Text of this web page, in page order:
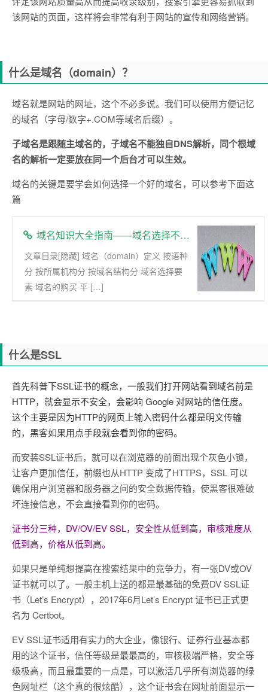
该网站的页面，这样将会非常有利于网站的宣传和网络营销。
什么是域名（domain）？
域名就是网站的网址，这个不必多说。我们可以使用方便记忆
的域名（字母/数字+.COM等域名后缀）。
子域名是跟随主域名的，子域名不能独自DNS解析，同个根域
名的解析一定要放在同一个后台才可以生效。
域名的关键是要学会如何选择一个好的域名，可以参考下面这
篇
域名知识大全指南——域名选择不再难
文章目录[隐藏] 域名（domain）定义 按语种
分 按所属机构分 按域名结构分 域名选择要
素 域名的购买 平 […]
什么是SSL
首先科普下SSL证书的概念，一般我们打开网站看到域名前是
HTTP，就会显示不安全，会影响 Google 对网站的信任度。
这个主要是因为HTTP的网页上输入密码什么都是明文传输
的，黑客如果用点手段就会看到你的密码。
而安装SSL证书后，就可以在浏览器的前面出现个灰色小锁，
让客户更加信任，前缀也从HTTP 变成了HTTPS，SSL 可以
确保用户浏览器和服务器之间的安全数据传输，使黑客很难破
坏连接信息，不会直接看到你的密码。
证书分三种，DV/OV/EV SSL，安全性从低到高，审核难度从
低到高，价格从低到高。
如果只是单纯想提高在搜索结果中的竞争力，有一张DV或OV
证书就可以了。一般主机上送的都是最基础的免费DV SSL证
书（Let’s Encrypt），2017年6月Let’s Encrypt 证书已正式更
名为 Certbot。
EV SSL证书适用有实力的大企业，像银行、证券行业基本都
用的这个证书，信任等级是最最高的，审核极端严格，安全等
级极高，而且最重要的一点是，可以激活几乎所有浏览器的绿
色网址栏（这个真的很炫酷），这个证书会在网址前面显示一